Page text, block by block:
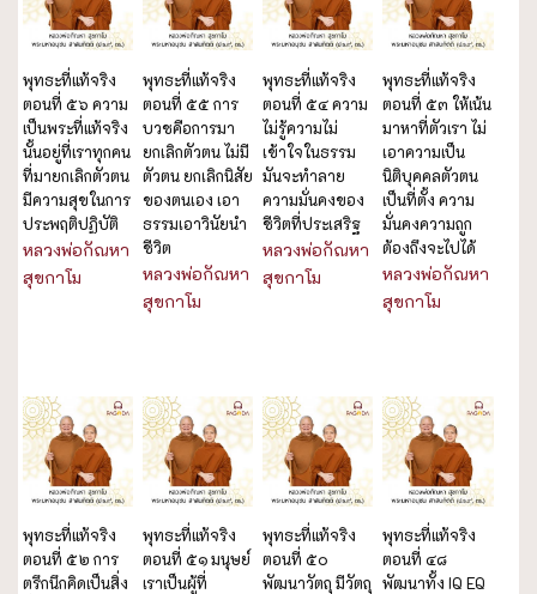
พุทธะที่แท้จริง
ตอนที่ ๕๖ ความ
เป็นพระที่แท้จริง
นั้นอยู่ที่เราทุกคน
ที่มายกเลิกตัวตน
มีความสุขในการ
ประพฤติปฏิบัติ
หลวงพ่อกัณหา
สุขกาโม
พุทธะที่แท้จริง
ตอนที่ ๕๕ การ
บวชคือการมา
ยกเลิกตัวตน ไม่มี
ตัวตน ยกเลิกนิสัย
ของตนเอง เอา
ธรรมเอาวินัยนำ
ชีวิต
หลวงพ่อกัณหา
สุขกาโม
พุทธะที่แท้จริง
ตอนที่ ๕๔ ความ
ไม่รู้ความไม่
เข้าใจในธรรม
มันจะทำลาย
ความมั่นคงของ
ชีวิตที่ประเสริฐ
หลวงพ่อกัณหา
สุขกาโม
พุทธะที่แท้จริง
ตอนที่ ๕๓ ให้เน้น
มาหาที่ตัวเรา ไม่
เอาความเป็น
นิติบุคคลตัวตน
เป็นที่ตั้ง ความ
มั่นคงความถูก
ต้องถึงจะไปได้
หลวงพ่อกัณหา
สุขกาโม
พุทธะที่แท้จริง
ตอนที่ ๕๒ การ
ตรึกนึกคิดเป็นสิ่ง
พุทธะที่แท้จริง
ตอนที่ ๕๑ มนุษย์
เราเป็นผู้ที่
พุทธะที่แท้จริง
ตอนที่ ๕๐
พัฒนาวัตถุ มีวัตถุ
พุทธะที่แท้จริง
ตอนที่ ๔๘
พัฒนาทั้ง IQ EQ